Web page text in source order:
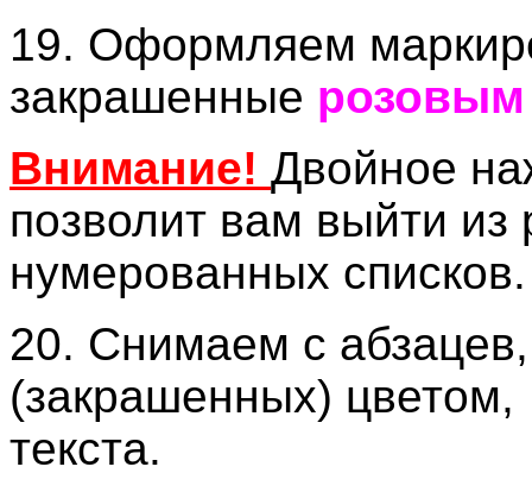
19. Оформляем
закрашенные розовым
Внимание! Двойное
позволит вам выйти
нумерованных списков.
20. Снимаем с
(закрашенных)
текста.